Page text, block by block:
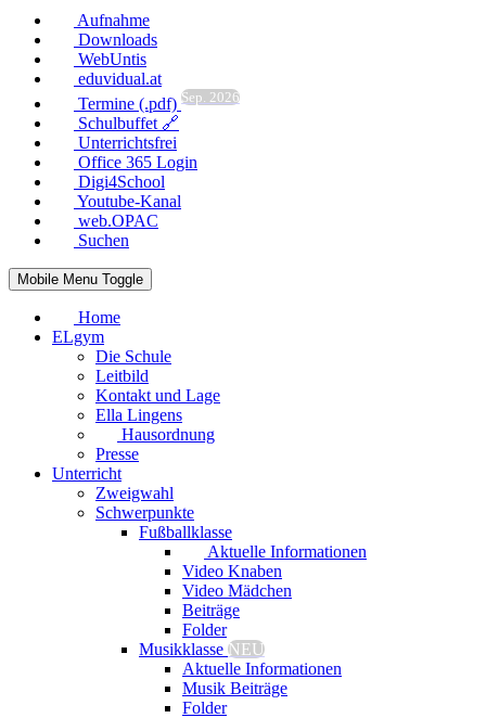
Aufnahme
Downloads
WebUntis
eduvidual.at
Termine (.pdf) Sep. 2026
Schulbuffet 🔗
Unterrichtsfrei
Office 365 Login
Digi4School
Youtube-Kanal
web.OPAC
Suchen
Mobile Menu Toggle
Home
ELgym
Die Schule
Leitbild
Kontakt und Lage
Ella Lingens
Hausordnung
Presse
Unterricht
Zweigwahl
Schwerpunkte
Fußballklasse
Aktuelle Informationen
Video Knaben
Video Mädchen
Beiträge
Folder
Musikklasse NEU
Aktuelle Informationen
Musik Beiträge
Folder